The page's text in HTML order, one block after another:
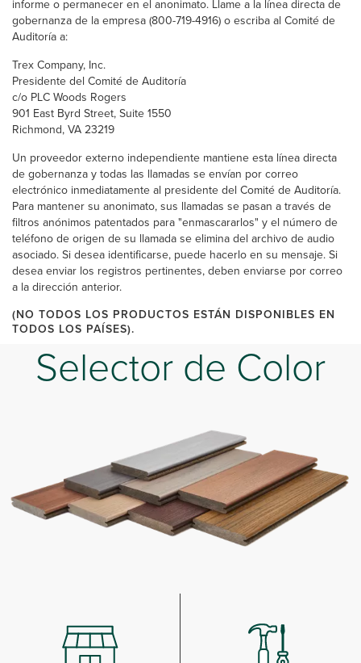
informe o permanecer en el anonimato. Llame a la línea directa de
gobernanza de la empresa (800-719-4916) o escriba al Comité de
Auditoría a:
Trex Company, Inc.
Presidente del Comité de Auditoría
c/o PLC Woods Rogers
901 East Byrd Street, Suite 1550
Richmond, VA 23219
Un proveedor externo independiente mantiene esta línea directa
de gobernanza y todas las llamadas se envían por correo
electrónico inmediatamente al presidente del Comité de Auditoría.
Para mantener su anonimato, sus llamadas se pasan a través de
filtros anónimos patentados para "enmascararlos" y el número de
teléfono de origen de su llamada se elimina del archivo de audio
asociado. Si desea identificarse, puede hacerlo en su mensaje. Si
desea enviar los registros pertinentes, deben enviarse por correo
a la dirección anterior.
(NO TODOS LOS PRODUCTOS ESTÁN DISPONIBLES EN
TODOS LOS PAÍSES).
Selector de Color